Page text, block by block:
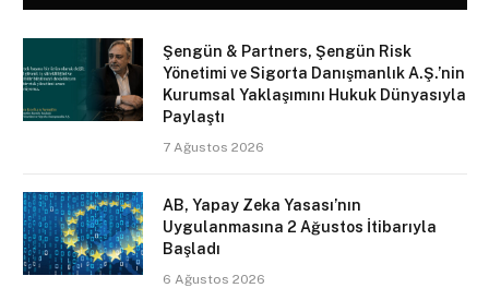
Şengün & Partners, Şengün Risk
Yönetimi ve Sigorta Danışmanlık A.Ş.’nin
Kurumsal Yaklaşımını Hukuk Dünyasıyla
Paylaştı
7 Ağustos 2026
AB, Yapay Zeka Yasası’nın
Uygulanmasına 2 Ağustos İtibarıyla
Başladı
6 Ağustos 2026